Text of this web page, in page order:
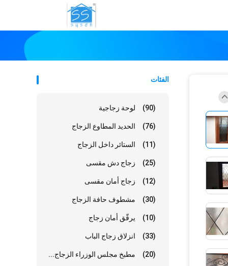
الفئات
لوحة زجاجية (90)
الحديد المطاوع الزجاج (76)
الستائر داخل الزجاج (11)
زجاج دش مقسى (25)
زجاج أمان مقسى (12)
مشطوف حافة الزجاج (30)
يرقّق أمان زجاج (10)
انزلاق زجاج الباب (33)
مطبخ مجلس الوزراء الزجاج... (20)